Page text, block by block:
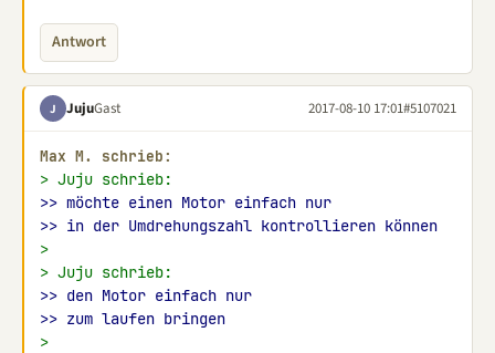
Antwort
J JujuGast 2017-08-10 17:01#5107021
Max M. schrieb:
> Juju schrieb:
>> möchte einen Motor einfach nur
>> in der Umdrehungszahl kontrollieren können
>
> Juju schrieb:
>> den Motor einfach nur
>> zum laufen bringen
>